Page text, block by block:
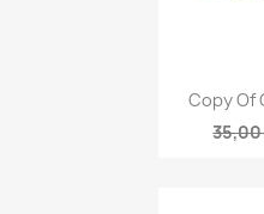
Copy Of
35,00